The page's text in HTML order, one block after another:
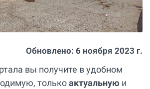
Обновлено: 6 ноября 2023 г.
вы получите в удобном
толькоактуальную и